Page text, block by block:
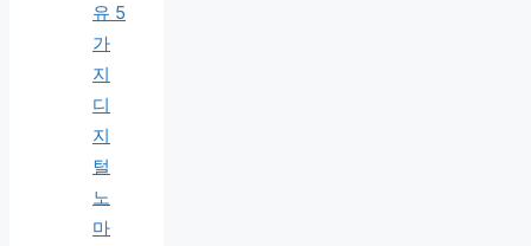
유 5
가
지
디
지
털
노
마